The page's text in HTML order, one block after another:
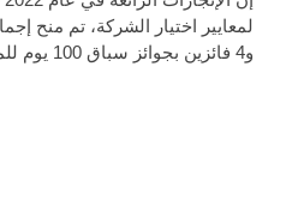
و4 فائزين بجوائز سباق 100 يوم للمبيعات. نأمل أن يتخذ جميع الموظفين المتقدمين كمثال، وأن يبذلوا المزيد من الجهود ويخلقوا التألق معًا!